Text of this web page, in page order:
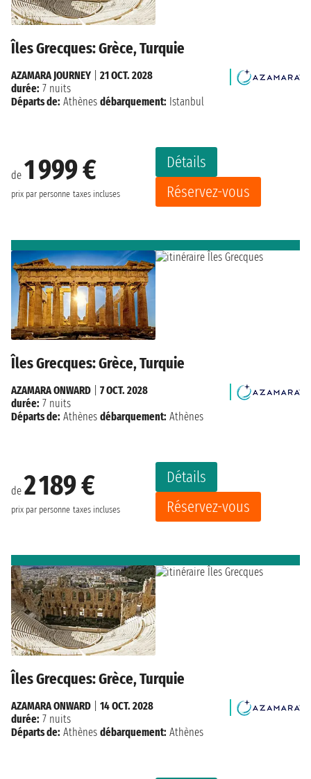
Îles Grecques: Grèce, Turquie
de 1 999 €
prix par personne taxes incluses
Détails
Réservez-vous
AZAMARA JOURNEY
21 OCT. 2028
durée: 7 nuits
Départs de: Athènes débarquement: Istanbul
Îles Grecques: Grèce, Turquie
de 2 189 €
prix par personne taxes incluses
Détails
Réservez-vous
AZAMARA ONWARD
7 OCT. 2028
durée: 7 nuits
Départs de: Athènes débarquement: Athènes
Îles Grecques: Grèce, Turquie
AZAMARA ONWARD
14 OCT. 2028
durée: 7 nuits
Départs de: Athènes débarquement: Athènes